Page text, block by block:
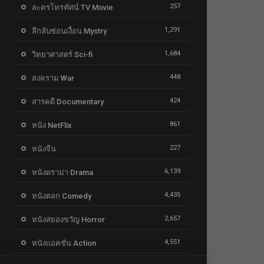
ละครโทรทัศน์ TV Movie 257
ลึกลับซ่อนเงื่อน Mystry 1,291
วิทยาศาสตร์ Sci-fi 1,684
สงคราม War 448
สารคดี Documentary 424
หนัง NetFlix 861
หนังจีน 227
หนังดราม่า Drama 6,139
หนังตลก Comedy 4,435
หนังสยองขวัญ Horror 2,657
หนังแอคชั่น Action 4,551